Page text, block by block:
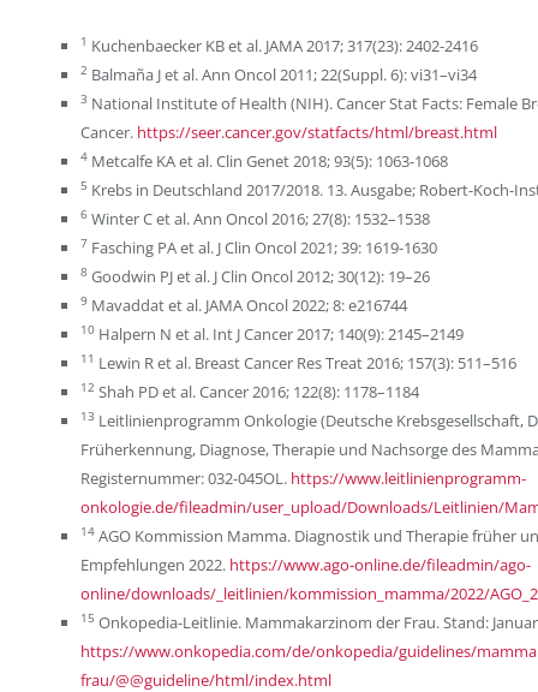
1 Kuchenbaecker KB et al. JAMA 2017; 317(23): 2402-2416
2 Balmaña J et al. Ann Oncol 2011; 22(Suppl. 6): vi31–vi34
3 National Institute of Health (NIH). Cancer Stat Facts: Female
Cancer. https://seer.cancer.gov/statfacts/html/breast.html
4 Metcalfe KA et al. Clin Genet 2018; 93(5): 1063-1068
5 Krebs in Deutschland 2017/2018. 13. Ausgabe; Robert-Koch-
6 Winter C et al. Ann Oncol 2016; 27(8): 1532–1538
7 Fasching PA et al. J Clin Oncol 2021; 39: 1619-1630
8 Goodwin PJ et al. J Clin Oncol 2012; 30(12): 19–26
9 Mavaddat et al. JAMA Oncol 2022; 8: e216744
10 Halpern N et al. Int J Cancer 2017; 140(9): 2145–2149
11 Lewin R et al. Breast Cancer Res Treat 2016; 157(3): 511–516
12 Shah PD et al. Cancer 2016; 122(8): 1178–1184
13 Leitlinienprogramm Onkologie (Deutsche Krebsgesellschaft,
Früherkennung, Diagnose, Therapie und Nachsorge des
Registernummer: 032-045OL. https://www.leitlinienprogramm-
onkologie.de/fileadmin/user_upload/Downloads/Leitlinien/
14 AGO Kommission Mamma. Diagnostik und Therapie früher
Empfehlungen 2022. https://www.ago-online.de/fileadmin/ago-
online/downloads/_leitlinien/kommission_mamma/2022/
15 Onkopedia-Leitlinie. Mammakarzinom der Frau. Stand:
https://www.onkopedia.com/de/onkopedia/guidelines/
frau/@@guideline/html/index.html